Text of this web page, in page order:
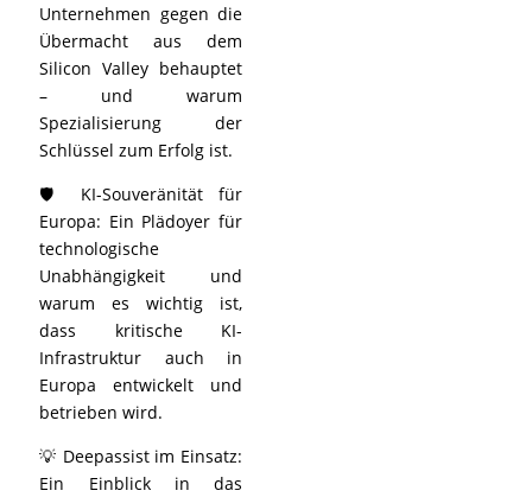
Unternehmen gegen die
Übermacht aus dem
Silicon Valley behauptet
– und warum
Spezialisierung der
Schlüssel zum Erfolg ist.
🛡️ KI-Souveränität für
Europa: Ein Plädoyer für
technologische
Unabhängigkeit und
warum es wichtig ist,
dass kritische KI-
Infrastruktur auch in
Europa entwickelt und
betrieben wird.
💡 Deepassist im Einsatz:
Ein Einblick in das